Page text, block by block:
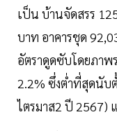
เป็น บ้านจัดสรร
บาท อาคารชุด
อัตราดูดซับโดยภาพ
2.2% ซึ่งต่ำที่สุดนั
ไตรมาส2 ปี 2567)